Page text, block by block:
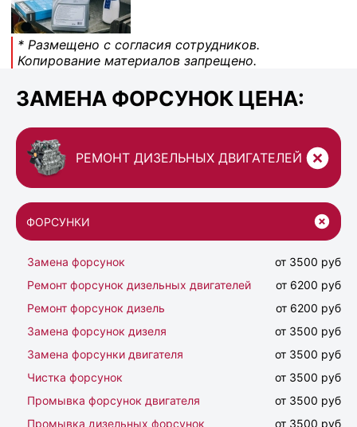
* Размещено с согласия сотрудников.
Копирование материалов запрещено.
ЗАМЕНА ФОРСУНОК ЦЕНА:
РЕМОНТ ДИЗЕЛЬНЫХ ДВИГАТЕЛЕЙ
ФОРСУНКИ
Замена форсунок
от 3500 руб
Ремонт форсунок дизельных двигателей
от 6200 руб
Ремонт форсунок дизель
от 6200 руб
Замена форсунок дизеля
от 3500 руб
Замена форсунки двигателя
от 3500 руб
Чистка форсунок
от 3500 руб
Промывка форсунок двигателя
от 3500 руб
Промывка дизельных форсунок
от 3500 руб